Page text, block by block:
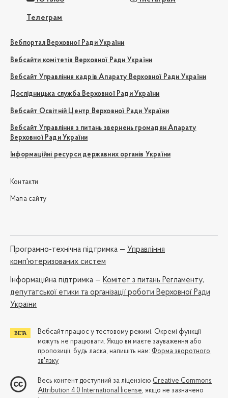
Телеграм
Вебпортал Верховної Ради України
Вебсайти комітетів Верховної Ради України
Вебсайт Управління кадрів Апарату Верховної Ради України
Дослідницька служба Верховної Ради України
Вебсайт Освітній Центр Верховної Ради України
Вебсайт Управління з питань звернень громадян Апарату
Верховної Ради України
Інформаційні ресурси державних органів України
Контакти
Мапа сайту
Програмно-технічна підтримка — Управління
комп'ютеризованих систем
Iнформаційна підтримка — Комітет з питань Регламенту,
депутатської етики та організації роботи Верховної Ради
України
Вебсайт працює у тестовому режимі. Окремі функції
можуть не працювати. Якщо ви маєте зауваження або
пропозиції, будь ласка, напишіть нам: Форма зворотного
зв'язку
Весь контент доступний за ліцензією Creative Commons
Attribution 4.0 International license, якщо не зазначено